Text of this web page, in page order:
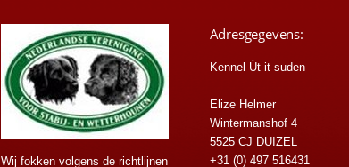
Wij fokken volgens de richtlijnen
Adresgegevens:
Kennel Út it suden
Elize Helmer
Wintermanshof 4
5525 CJ DUIZEL
+31 (0) 497 516431